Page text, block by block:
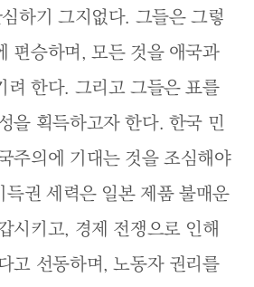
하기 그지없다. 그들은 그렇
편승하며, 모든 것을 애국과
려 한다. 그리고 그들은 표를
을 획득하고자 한다. 한국 민
주의에 기대는 것을 조심해야
득권 세력은 일본 제품 불매운
시키고, 경제 전쟁으로 인해
고 선동하며, 노동자 권리를